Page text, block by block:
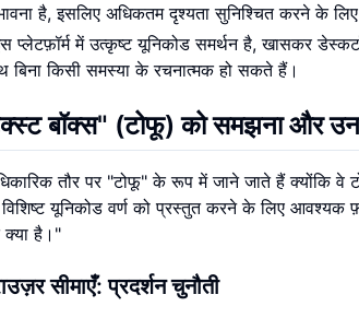
है, इसलिए अधिकतम दृश्यता सुनिश्चित करने के
प्लेटफ़ॉर्म में उत्कृष्ट यूनिकोड समर्थन है, खासकर
बिना किसी समस्या के रचनात्मक हो सकते हैं।
बॉक्स" (टोफू) को समझना और
तौर पर "टोफू" के रूप में जाने जाते हैं क्योंकि
यूनिकोड वर्ण को प्रस्तुत करने के लिए
क्या है।"
सीमाएँ: प्रदर्शन चुनौती